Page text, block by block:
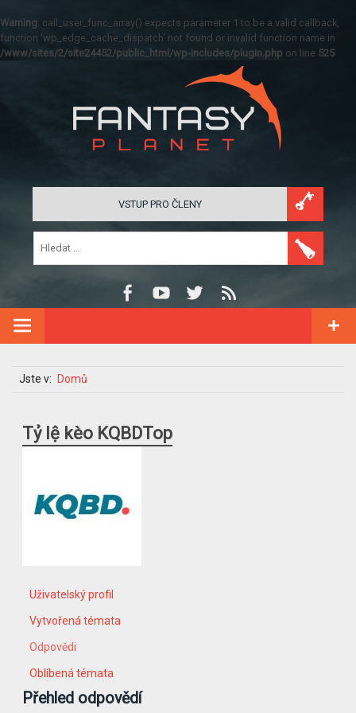
Warning: call_user_func_array() expects parameter 1 to be a valid callback,
function 'wp_edge_cache_dispatch' not found or invalid function name in
/www/sites/2/site24452/public_html/wp-includes/plugin.php on line 525
VSTUP PRO ČLENY
Jste v: Domů
Tỷ lệ kèo KQBDTop
Uživatelský profil
Vytvořená témata
Odpovědi
Oblíbená témata
Přehled odpovědí